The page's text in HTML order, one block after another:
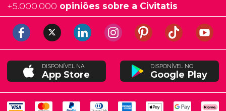
+5.000.000 opiniões sobre a Civitatis
DISPONÍVEL NA
App Store
DISPONÍVEL NO
Google Play